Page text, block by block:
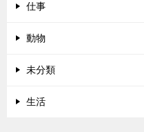
仕事
動物
未分類
生活